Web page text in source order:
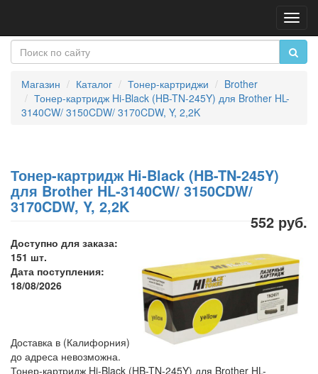
Магазин Каталог Тонер-картриджи
Brother
Тонер-картридж Hi-Black (HB-TN-245Y) для Brother HL-
3140CW/ 3150CDW/ 3170CDW, Y, 2,2K
Тонер-картридж Hi-Black (HB-TN-245Y)
для Brother HL-3140CW/ 3150CDW/
3170CDW, Y, 2,2K
552 руб.
Доступно для заказа:
151 шт.
Дата поступления:
18/08/2026
Доставка в (Калифорния)
до адреса невозможна.
Тонер-картридж Hi-Black (HB-TN-245Y) для Brother HL-